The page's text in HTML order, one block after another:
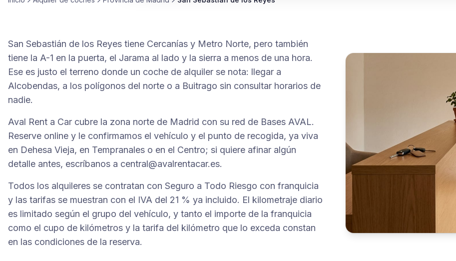
San Sebastián de los Reyes tiene Cercanías y Metro Norte, pero también
tiene la A-1 en la puerta, el Jarama al lado y la sierra a menos de una hora.
Ese es justo el terreno donde un coche de alquiler se nota: llegar a
Alcobendas, a los polígonos del norte o a Buitrago sin consultar horarios de
nadie.
Aval Rent a Car cubre la zona norte de Madrid con su red de Bases AVAL.
Reserve online y le confirmamos el vehículo y el punto de recogida, ya viva
en Dehesa Vieja, en Tempranales o en el Centro; si quiere afinar algún
detalle antes, escríbanos a central@avalrentacar.es.
Todos los alquileres se contratan con Seguro a Todo Riesgo con franquicia
y las tarifas se muestran con el IVA del 21 % ya incluido. El kilometraje diario
es limitado según el grupo del vehículo, y tanto el importe de la franquicia
como el cupo de kilómetros y la tarifa del kilómetro que lo exceda constan
en las condiciones de la reserva.